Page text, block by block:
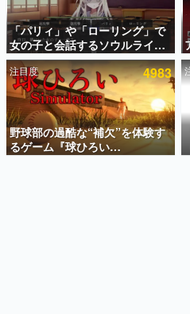
アプリセール情報
インタビュー
連載・特集一覧
殿堂入り記事
SNS拡散数が数千以上
ど。多くの人々に読ま
事をまとめました。
「パリィ」や「ローリング」で
女の子と会話するソウルライク
恋愛ゲーム『小早川さんはソウ
ルライク』無料公開。返事に失
敗すると「YOU DIED」
注目度 4983
野球部の過酷な“補欠”を体験す
るゲーム『球ひろい
Simulator』が「1件」のウィッ